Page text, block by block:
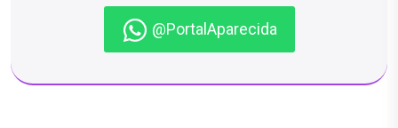
@PortalAparecida